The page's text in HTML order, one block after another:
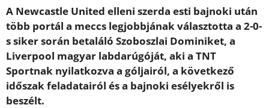
A Newcastle United elleni szerda esti bajnoki után
több portál a meccs legjobbjának választotta a 2-0-
s siker során betaláló Szoboszlai Dominiket, a
Liverpool magyar labdarúgóját, aki a TNT
Sportnak nyilatkozva a góljairól, a következő
időszak feladatairól és a bajnoki esélyekről is
beszélt.